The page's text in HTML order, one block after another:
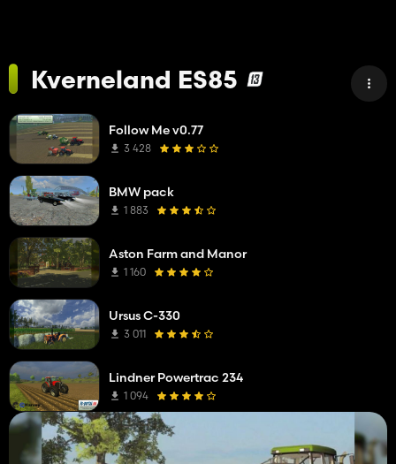
Kverneland ES85
Follow Me v0.77
3 428
BMW pack
1 883
Aston Farm and Manor
1 160
Ursus C-330
3 011
Lindner Powertrac 234
1 094